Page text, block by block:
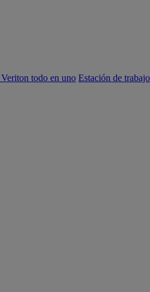
todo en uno Estación de